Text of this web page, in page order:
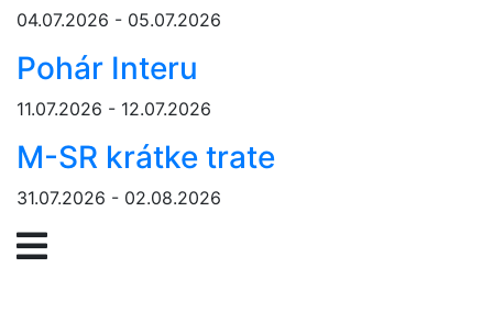
04.07.2026 - 05.07.2026
Pohár Interu
11.07.2026 - 12.07.2026
M-SR krátke trate
31.07.2026 - 02.08.2026